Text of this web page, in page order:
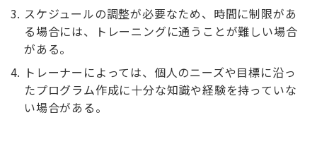
スケジュールの調整が必要なため、時間に制限があ
る場合には、トレーニングに通うことが難しい場合
がある。
トレーナーによっては、個人のニーズや目標に沿っ
たプログラム作成に十分な知識や経験を持っていな
い場合がある。